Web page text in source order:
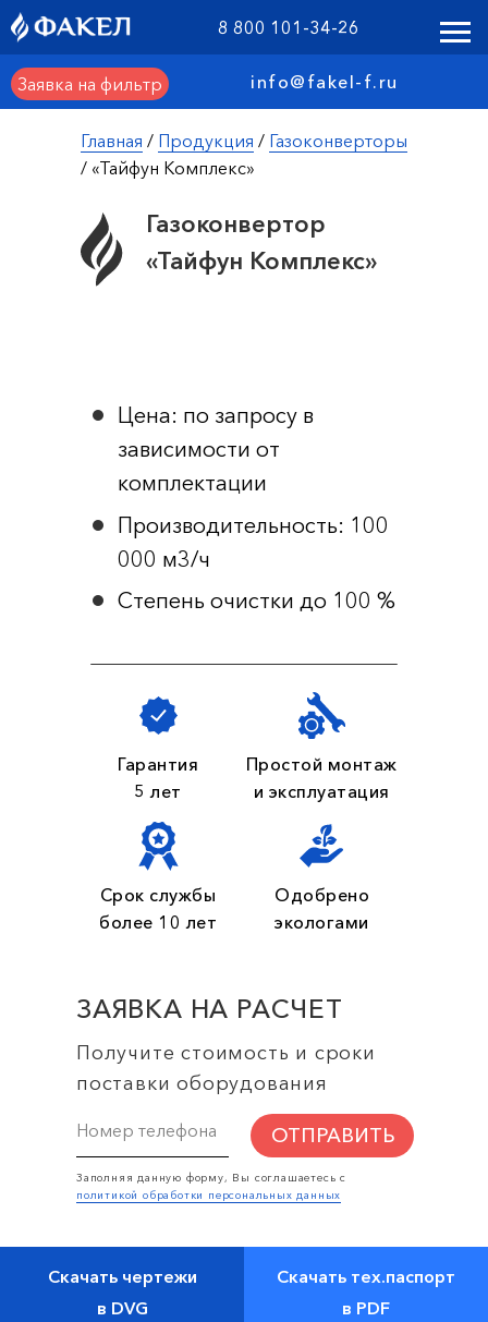
8 800 101-34-26
Заявка на фильтр info@fakel-f.ru
Главная / Продукция / Газоконверторы
/ «Тайфун Комплекс»
Газоконвертор
«Тайфун Комплекс»
Цена: по запросу в
зависимости от
комплектации
Производительность: 100
000 м3/ч
Степень очистки до 100 %
Гарантия
5 лет
Простой монтаж
и эксплуатация
Срок службы
более 10 лет
Одобрено
экологами
ОТПРАВИТЬ
ЗАЯВКА НА РАСЧЕТ
Получите стоимость и сроки
поставки оборудования
Заполняя данную форму, Вы соглашаетесь с
политикой обработки персональных данных
Скачать чертежи
в DVG
Скачать тех.паспорт
в PDF